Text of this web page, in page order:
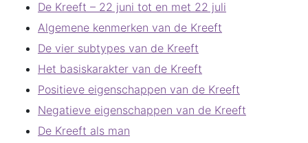
De Kreeft – 22 juni tot en met 22 juli
Algemene kenmerken van de Kreeft
De vier subtypes van de Kreeft
Het basiskarakter van de Kreeft
Positieve eigenschappen van de Kreeft
Negatieve eigenschappen van de Kreeft
De Kreeft als man